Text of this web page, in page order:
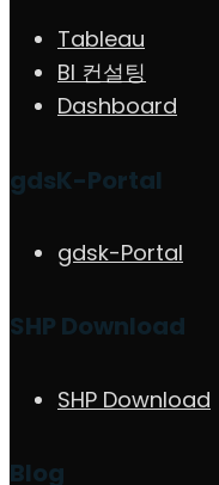
Tableau
BI 컨설팅
Dashboard
gdsK-Portal
gdsk-Portal
SHP Download
SHP Download
Blog